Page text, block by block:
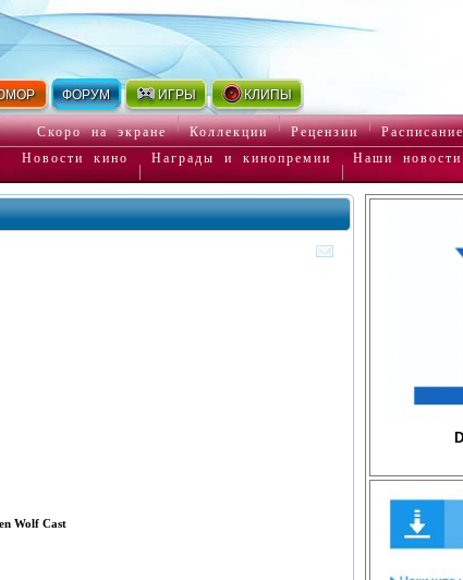
ФОРУМ ИГРЫ КЛИПЫ
Скоро на экране Коллекции Рецензии
Новости кино
Награды и кинопремии Наши новости
Wolf Cast